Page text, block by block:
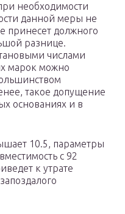
необходимости
данной меры не
принесет должного
разнице.
числами
марок можно
такое допущение
основаниях и в
10.5, параметры
с 92
к утрате